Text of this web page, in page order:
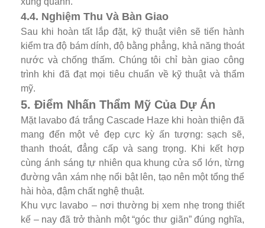
4.4. Nghiệm Thu Và Bàn Giao
Sau khi hoàn tất lắp đặt, kỹ thuật viên sẽ tiến hành
kiểm tra độ bám dính, độ bằng phẳng, khả năng thoát
nước và chống thấm. Chúng tôi chỉ bàn giao công
trình khi đã đạt mọi tiêu chuẩn về kỹ thuật và thẩm
mỹ.
5. Điểm Nhấn Thẩm Mỹ Của Dự Án
Mặt lavabo đá trắng Cascade Haze khi hoàn thiện đã
mang đến một vẻ đẹp cực kỳ ấn tượng: sạch sẽ,
thanh thoát, đẳng cấp và sang trọng. Khi kết hợp
cùng ánh sáng tự nhiên qua khung cửa sổ lớn, từng
đường vân xám nhẹ nổi bật lên, tạo nên một tổng thể
hài hòa, đậm chất nghệ thuật.
Khu vực lavabo – nơi thường bị xem nhẹ trong thiết
kế – nay đã trở thành một “góc thư giãn” đúng nghĩa,